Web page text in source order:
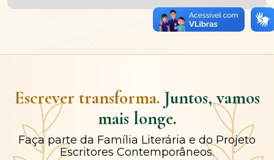
Escrever transforma. Juntos, vamos
mais longe.
Faça parte da Família Literária e do Projeto
Escritores Contemporâneos.